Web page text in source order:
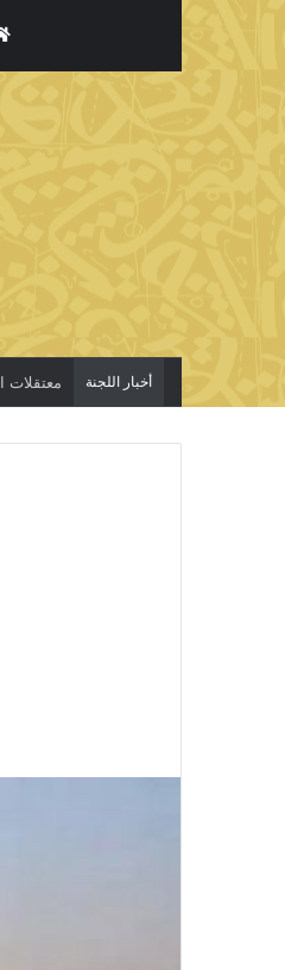
أخبار اللجنة